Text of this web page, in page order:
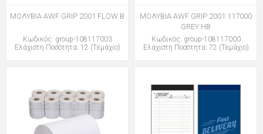
ΜΟΛΥΒΙΑ AWF GRIP 2001 FLOW B
Κωδικός: group-108117003
Ελάχιστη Ποσότητα: 12 (Τεμάχιο)
ΜΟΛΥΒΙΑ AWF GRIP 2001 117000
GREY HB
Κωδικός: group-108117000
Ελάχιστη Ποσότητα: 72 (Τεμάχιο)